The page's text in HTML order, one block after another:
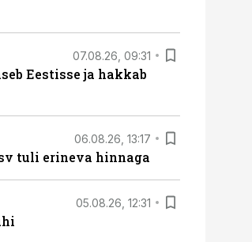
07.08.26, 09:31
Eestisse ja hakkab
06.08.26, 13:17
tuli erineva hinnaga
05.08.26, 12:31